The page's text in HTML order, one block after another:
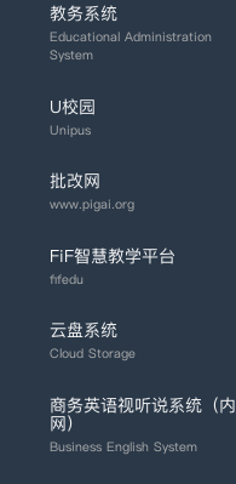
教务系统
Educational Administration
System
U校园
Unipus
批改网
www.pigai.org
FiF智慧教学平台
fifedu
云盘系统
Cloud Storage
商务英语视听说系统（内
网）
Business English System